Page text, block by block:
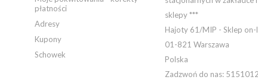
płatności
Adresy
Kupony
Schowek
sklepy ***
Hajoty 61/MIP - Sklep on-
01-821 Warszawa
Polska
Zadzwoń do nas: